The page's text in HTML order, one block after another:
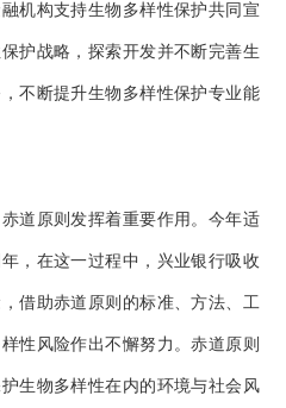
机构支持生物多样性保护共同宣
护战略，探索开发并不断完善生
不断提升生物多样性保护专业能
道原则发挥着重要作用。今年适
，在这一过程中，兴业银行吸收
借助赤道原则的标准、方法、工
性风险作出不懈努力。赤道原则
生物多样性在内的环境与社会风